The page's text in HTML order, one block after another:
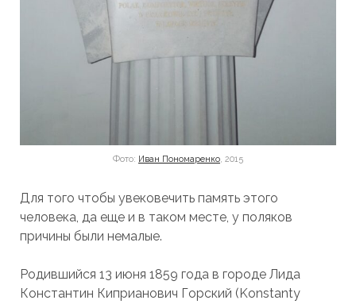
Фото: Иван Пономаренко, 2015
Для того чтобы увековечить память этого
человека, да еще и в таком месте, у поляков
причины были немалые.
Родившийся 13 июня 1859 года в городе Лида
Константин Киприанович Горский (Konstanty